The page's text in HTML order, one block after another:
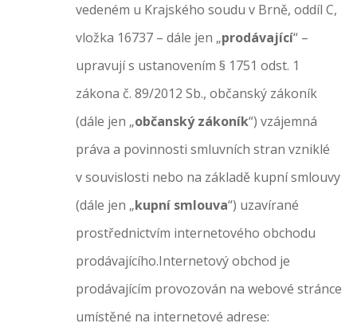
vedeném u Krajského soudu v Brně, oddíl C,
vložka 16737 – dále jen „prodávající“ –
upravují s ustanovením § 1751 odst. 1
zákona č. 89/2012 Sb., občanský zákoník
(dále jen „občanský zákoník“) vzájemná
práva a povinnosti smluvních stran vzniklé
v souvislosti nebo na základě kupní smlouvy
(dále jen „kupní smlouva“) uzavírané
prostřednictvím internetového obchodu
prodávajícího.Internetový obchod je
prodávajícím provozován na webové stránce
umístěné na internetové adrese: